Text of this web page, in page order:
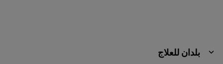
بلدان للعلاج